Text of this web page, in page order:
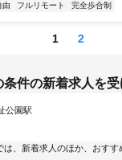
由 フルリモート 完全歩合制
1 2
条件の新着求人を
公園駅
は、新着求人のほか、おす